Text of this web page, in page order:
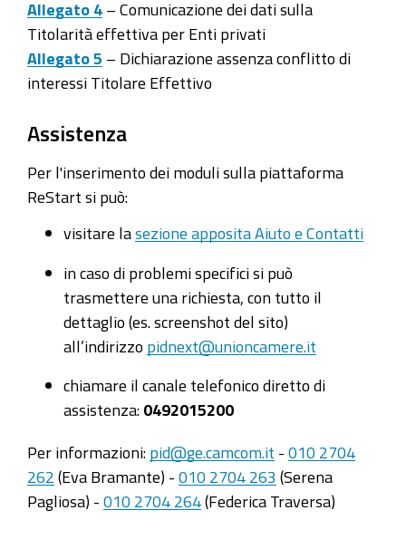
Allegato 4 – Comunicazione dei dati sulla
Titolarità effettiva per Enti privati
Allegato 5 – Dichiarazione assenza conflitto di
interessi Titolare Effettivo
Assistenza
Per l'inserimento dei moduli sulla piattaforma
ReStart si può:
visitare la sezione apposita Aiuto e Contatti
in caso di problemi specifici si può
trasmettere una richiesta, con tutto il
dettaglio (es. screenshot del sito)
all’indirizzo pidnext@unioncamere.it
chiamare il canale telefonico diretto di
assistenza: 0492015200
Per informazioni: pid@ge.camcom.it - 010 2704
262 (Eva Bramante) - 010 2704 263 (Serena
Pagliosa) - 010 2704 264 (Federica Traversa)